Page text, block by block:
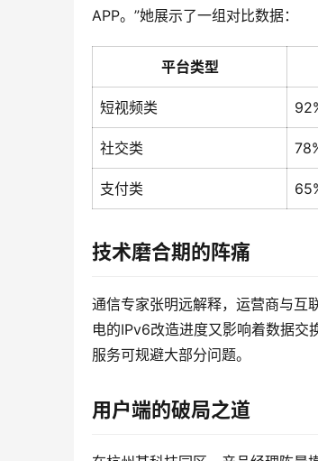
APP。”她展示了一组对比数据：
平台类型
短视频类
社交类
支付类
技术磨合期的阵痛
通信专家张明远解释，运营商与互
电的IPv6改造进度又影响着数据交
服务可规避大部分问题。
用户端的破局之道